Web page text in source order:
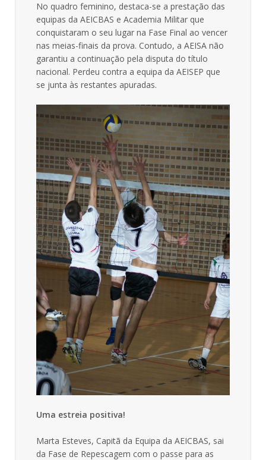
No quadro feminino, destaca-se a prestação das
equipas da AEICBAS e Academia Militar que
conquistaram o seu lugar na Fase Final ao vencer
nas meias-finais da prova. Contudo, a AEISA não
garantiu a continuação pela disputa do título
nacional. Perdeu contra a equipa da AEISEP que
se junta às restantes apuradas.
Uma estreia positiva!
Marta Esteves, Capitã da Equipa da AEICBAS, sai
da Fase de Repescagem com o passe para as